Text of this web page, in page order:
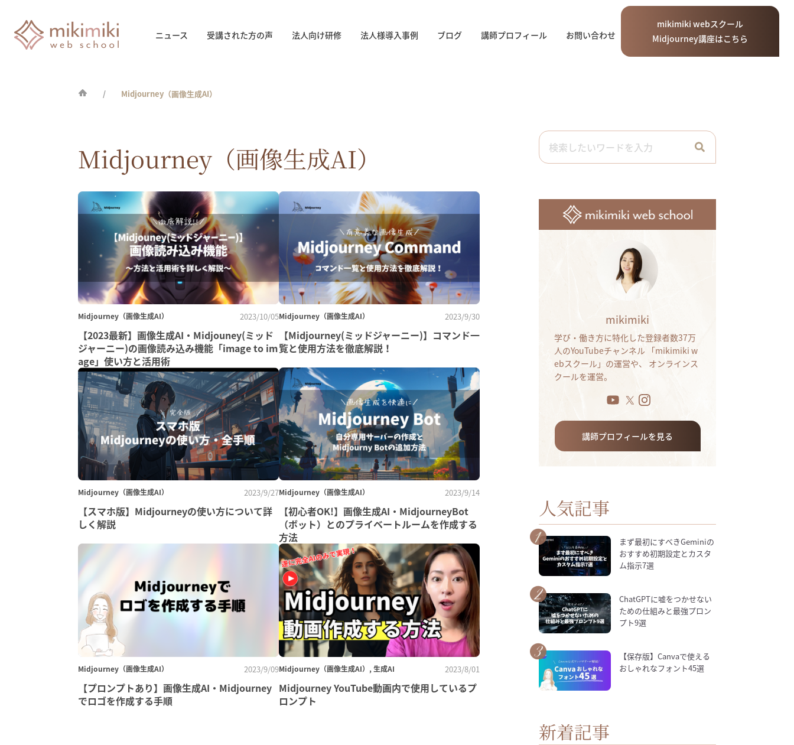
ニュース 受講された方の声 法人向け研修 法人様導入事例 ブログ 講師プロフィール お問い合わせ
mikimiki webスクール
Midjourney講座はこちら
Midjourney（画像生成AI）
Midjourney（画像生成AI）
Midjourney（画像生成AI） 2023/10/05
【2023最新】画像生成AI・Midjouney(ミッド
ジャーニー)の画像読み込み機能「image to im
age」使い方と活用術
Midjourney（画像生成AI） 2023/9/30
【Midjourney(ミッドジャーニー)】コマンド一
覧と使用方法を徹底解説！
Midjourney（画像生成AI） 2023/9/27
【スマホ版】Midjourneyの使い方について詳
しく解説
Midjourney（画像生成AI） 2023/9/14
【初心者OK!】画像生成AI・MidjourneyBot
（ボット）とのプライベートルームを作成する
方法
Midjourney（画像生成AI） 2023/9/09
【プロンプトあり】画像生成AI・Midjourney
でロゴを作成する手順
Midjourney（画像生成AI）, 生成AI 2023/8/01
Midjourney YouTube動画内で使用しているプ
ロンプト
mikimiki
学び・働き方に特化した登録者数37万
人のYouTubeチャンネル 「mikimiki w
ebスクール」の運営や、 オンラインス
クールを運営。
講師プロフィールを見る
人気記事
まず最初にすべきGeminiの
おすすめ初期設定とカスタ
ム指示7選
ChatGPTに嘘をつかせない
ための仕組みと最強プロン
プト9選
【保存版】Canvaで使える
おしゃれなフォント45選
新着記事